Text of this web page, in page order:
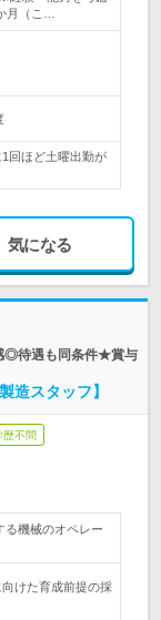
月（こ…
回ほど土曜出勤が
気になる
◎待遇も同条件★賞与
造スタッフ】
歴不問
る機械のオペレー
けた育成前提の採